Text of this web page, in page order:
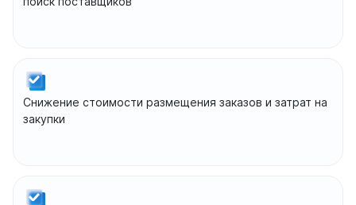
Снижение стоимости размещения заказов и затрат на
закупки